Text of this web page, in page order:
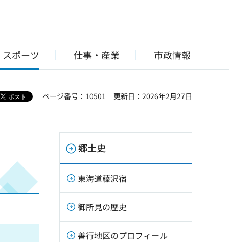
ポーツ 仕事・産業 市政情報
ページ番号：10501 更新日：2026年2月27日
郷土史
東海道藤沢宿
御所見の歴史
善行地区のプロフィール